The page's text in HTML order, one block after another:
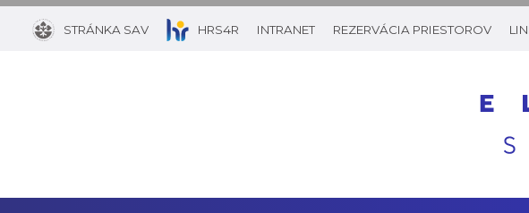
STRÁNKA SAV HRS4R INTRANET REZERVÁCIA PRIESTOROV